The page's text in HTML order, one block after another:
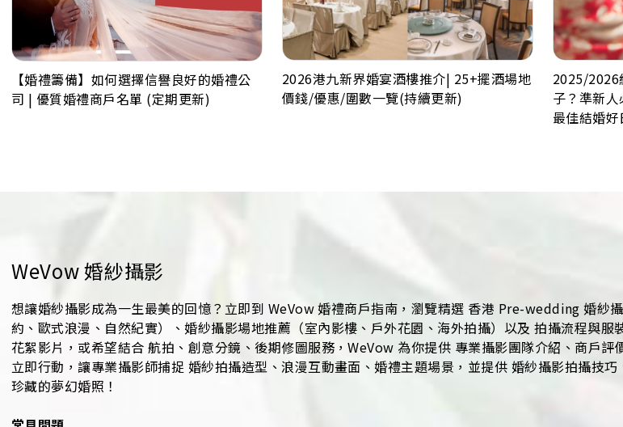
【婚禮籌備】如何選擇信譽良好的婚禮公
司 | 優質婚禮商戶名單 (定期更新)
2026港九新界婚宴酒樓推介| 25+擺酒場地
價錢/優惠/圍數一覽(持續更新)
2025/2026
子？準新
最佳結婚
WeVow 婚紗攝影
想讓婚紗攝影成為一生最美的回憶？立即到 WeVow 婚禮商戶指南，瀏覽精選 香港 Pre-wedding 婚紗
約、歐式浪漫、自然紀實）、婚紗攝影場地推薦（室內影樓、戶外花園、海外拍攝）以及 拍攝流程與
花絮影片，或希望結合 航拍、創意分鏡、後期修圖服務，WeVow 為你提供 專業攝影團隊介紹、商戶評
立即行動，讓專業攝影師捕捉 婚紗拍攝造型、浪漫互動畫面、婚禮主題場景，並提供 婚紗攝影拍攝技
珍藏的夢幻婚照！